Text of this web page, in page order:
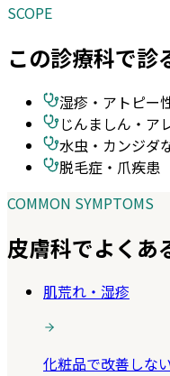
SCOPE
この診療科で診
湿疹・アトピー
じんましん・ア
水虫・カンジダ
脱毛症・爪疾患
COMMON SYMPTOMS
皮膚科でよくあ
肌荒れ・湿疹
化粧品で改善しな